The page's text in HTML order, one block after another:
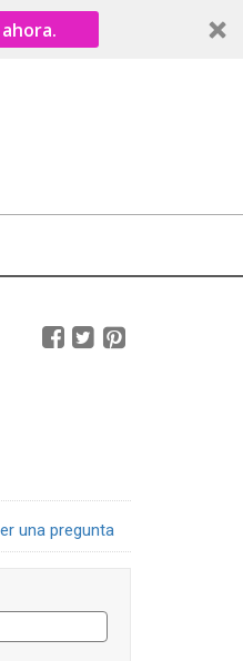
una pregunta